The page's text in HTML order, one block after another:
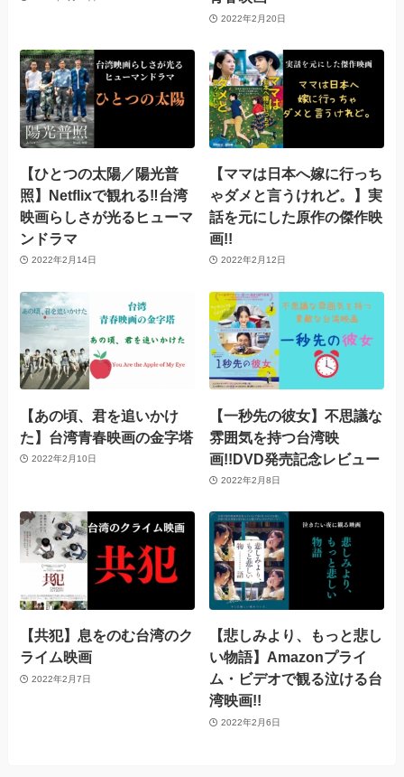
2022年2月20日
【ひとつの太陽／陽光普
照】Netflixで観れる‼台湾
映画らしさが光るヒューマ
ンドラマ
2022年2月14日
【ママは日本へ嫁に行っち
ゃダメと言うけれど。】実
話を元にした原作の傑作映
画!!
2022年2月12日
【あの頃、君を追いかけ
た】台湾青春映画の金字塔
2022年2月10日
【一秒先の彼女】不思議な
雰囲気を持つ台湾映
画!!DVD発売記念レビュー
2022年2月8日
【共犯】息をのむ台湾のク
ライム映画
2022年2月7日
【悲しみより、もっと悲し
い物語】Amazonプライ
ム・ビデオで観る泣ける台
湾映画!!
2022年2月6日